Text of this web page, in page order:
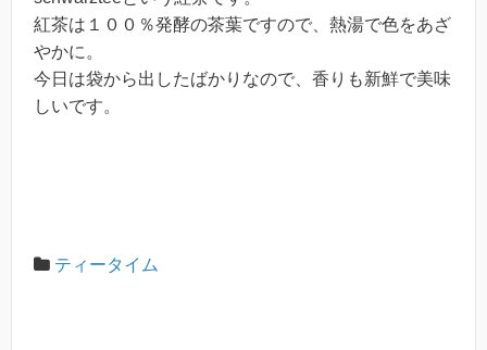
紅茶は１００％発酵の茶葉ですので、熱湯で色をあざ
やかに。
今日は袋から出したばかりなので、香りも新鮮で美味
しいです。
ティータイム